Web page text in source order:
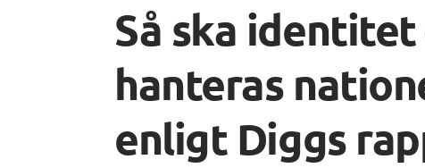
Så ska
hanteras
enligt Diggs